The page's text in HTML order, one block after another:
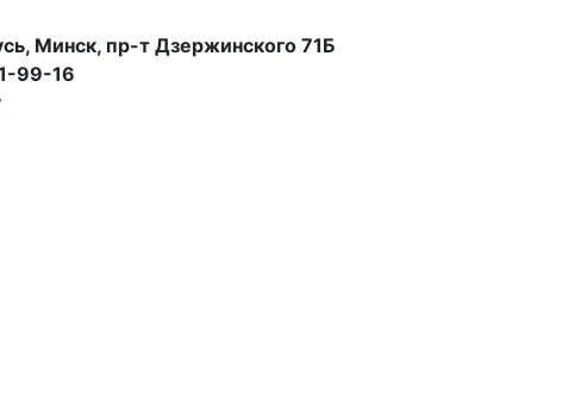
Минск, пр-т Дзержинского 71Б
99-16